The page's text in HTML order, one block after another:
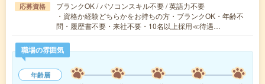
応募資格
ブランクOK / パソコンスキル不要 / 英語力不要
・資格か経験どちらかをお持ちの方・ブランクOK・年齢不
問・履歴書不要・来社不要・10名以上採用≪待遇…
職場の雰囲気
年齢層